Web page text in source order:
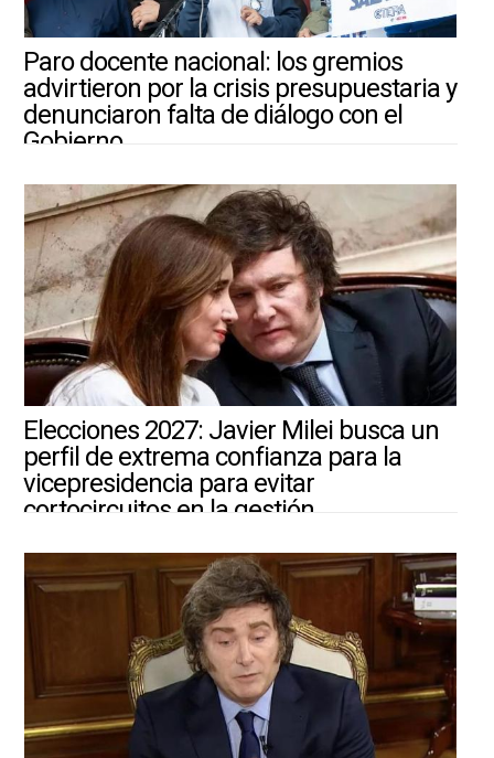
Paro docente nacional: los gremios
advirtieron por la crisis presupuestaria y
denunciaron falta de diálogo con el
Gobierno
Elecciones 2027: Javier Milei busca un
perfil de extrema confianza para la
vicepresidencia para evitar
cortocircuitos en la gestión